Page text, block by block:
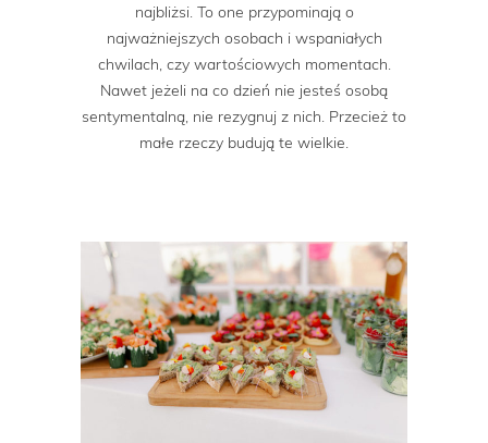
najbliżsi. To one przypominają o
najważniejszych osobach i wspaniałych
chwilach, czy wartościowych momentach.
Nawet jeżeli na co dzień nie jesteś osobą
sentymentalną, nie rezygnuj z nich. Przecież to
małe rzeczy budują te wielkie.